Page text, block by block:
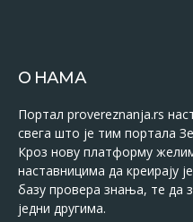
О НАМА
Портал provereznanja.rs
свега што је тим портала
Кроз нову платформу
наставницима да креирају
базу провера знања, те да
једни другима.